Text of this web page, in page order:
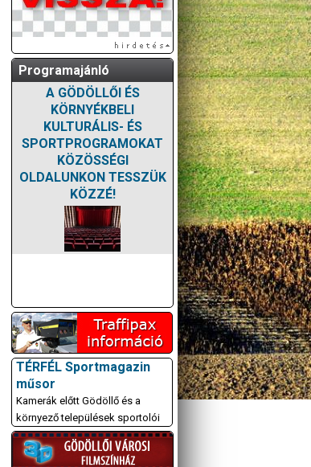
Programajánló
A GÖDÖLLŐI ÉS
KÖRNYÉKBELI
KULTURÁLIS- ÉS
SPORTPROGRAMOKAT
KÖZÖSSÉGI
OLDALUNKON TESSZÜK
KÖZZÉ!
TÉRFÉL Sportmagazin
műsor
Kamerák előtt Gödöllő és a
környező települések sportolói